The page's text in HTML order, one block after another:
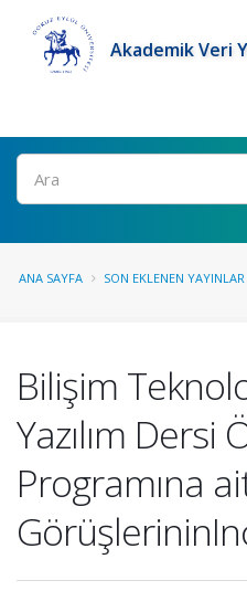
Akademik Veri
Ara
ANA SAYFA SON EKLENEN YAYINLAR
Bilişim
Yazılım Dersi
Programına